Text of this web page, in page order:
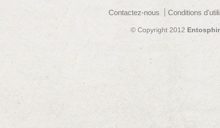
Contactez-nous Conditions
© Copyright 2012